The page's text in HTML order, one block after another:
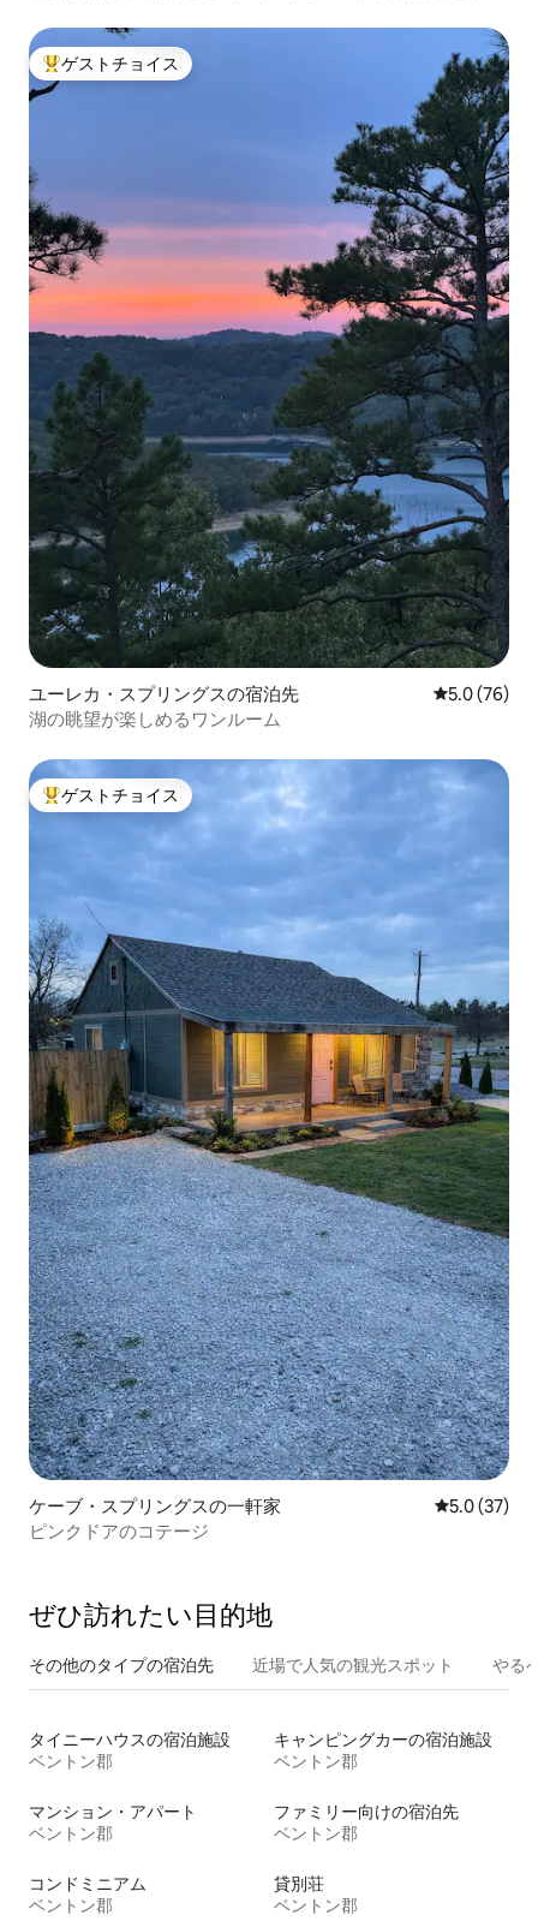
大好評のゲストチョイスです。
ゲストチョイス
ユーレカ・スプリングスの宿泊先 レビュー76
5.0 (76)
湖の眺望が楽しめるワンルーム
大好評のゲストチョイスです。
ゲストチョイス
ケーブ・スプリングスの一軒家 レビュー37
5.0 (37)
ピンクドアのコテージ
ぜひ訪⁠れ⁠た⁠い目⁠的⁠地
その他のタ⁠イ⁠プ⁠の宿⁠泊⁠先 近場で人気の観光スポット やる
タイニーハウスの宿泊施設
ベントン郡
キャンピングカーの宿泊施設
ベントン郡
マンション・アパート
ベントン郡
ファミリー向けの宿泊先
ベントン郡
コンドミニアム
ベントン郡
貸別荘
ベントン郡